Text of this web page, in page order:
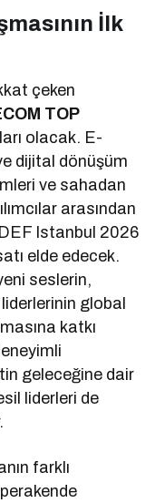
İlk
çeken
TOP
olacak. E-
dijital dönüşüm
ve sahadan
arasından
Istanbul 2026
elde edecek.
seslerin,
global
katkı
geleceğine dair
liderleri de
farklı